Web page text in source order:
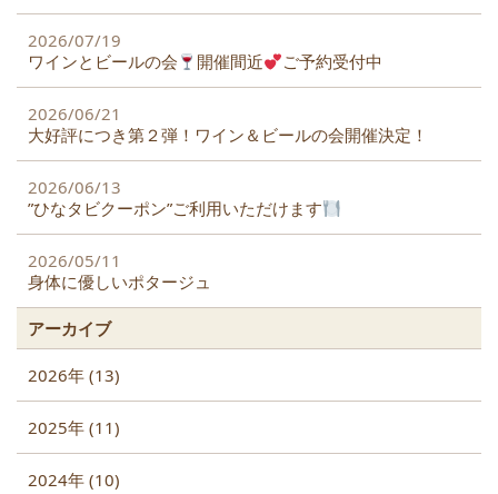
2026/07/19
ワインとビールの会
開催間近 ご予約受付中
2026/06/21
大好評につき第２弾！ワイン＆ビールの会開催決定！
2026/06/13
”ひなタビクーポン”ご利用いただけます
2026/05/11
身体に優しいポタージュ
アーカイブ
2026年 (13)
2025年 (11)
2024年 (10)